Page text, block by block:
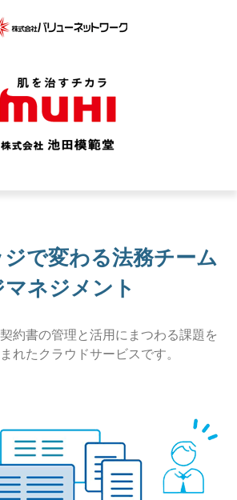
で変わる法務チーム
ネジメント
約書の管理と活用にまつわる課題を
れたクラウドサービスです。